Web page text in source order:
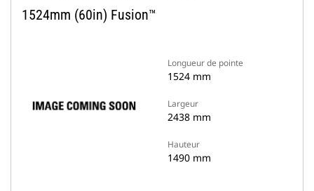
1524mm (60in) Fusion™
Longueur de pointe
1524 mm
Largeur
2438 mm
Hauteur
1490 mm